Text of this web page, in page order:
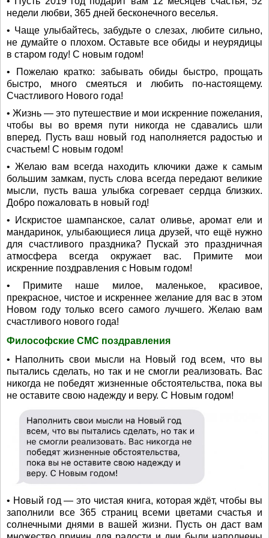
недели любви, 365 дней бесконечного веселья.
• Чаще улыбайтесь, забудьте о слезах, любите сильно,
не думайте о плохом. Оставьте все обиды и неурядицы
в старом году! С новым годом!
• Пожелаю кратко: забывать обиды быстро, прощать
быстро, много смеяться и любить по-настоящему.
Счастливого Нового года!
• Жизнь — это путешествие и мои искренние пожелания,
чтобы вы во время пути никогда не сдавались шли
вперед. Пусть ваш новый год наполняется радостью и
счастьем! С новым годом!
• Желаю вам всегда находить ключики даже к самым
большим замкам, пусть слова всегда передают великие
мысли, пусть ваша улыбка согревает сердца близких.
Добро пожаловать в новый год!
• Искристое шампанское, салат оливье, аромат ели и
мандаринок, улыбающиеся лица друзей, что ещё нужно
для счастливого праздника? Пускай это праздничная
атмосфера всегда окружает вас. Примите мои
искренние поздравления с Новым годом!
• Примите наше милое, маленькое, красивое,
прекрасное, чистое и искреннее желание для вас в этом
Новом году только всего самого лучшего. Желаю вам
счастливого нового года!
Философские СМС поздравления
• Наполнить свои мысли на Новый год всем, что вы
пытались сделать, но так и не смогли реализовать. Вас
никогда не победят жизненные обстоятельства, пока вы
не оставите свою надежду и веру. С Новым годом!
• Новый год — это чистая книга, которая ждёт, чтобы вы
заполнили все 365 страниц всеми цветами счастья и
солнечными днями в вашей жизни. Пусть он даст вам